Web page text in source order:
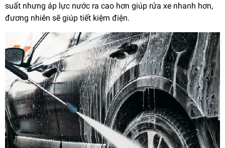
suất nhưng áp lực nước ra cao hơn giúp rửa xe nhanh hơn,
đương nhiên sẽ giúp tiết kiệm điện.